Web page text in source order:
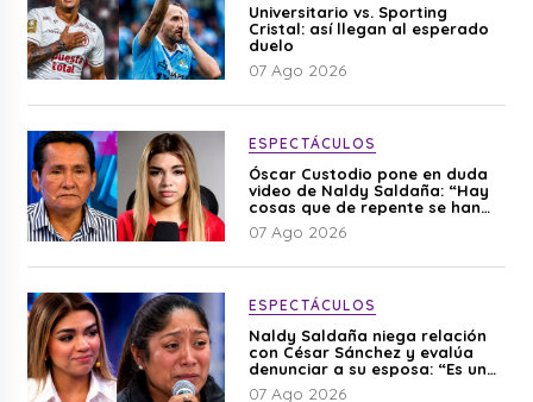
Universitario vs. Sporting
Cristal: así llegan al esperado
duelo
07 Ago 2026
ESPECTÁCULOS
Óscar Custodio pone en duda
video de Naldy Saldaña: “Hay
cosas que de repente se han
editado”
07 Ago 2026
ESPECTÁCULOS
Naldy Saldaña niega relación
con César Sánchez y evalúa
denunciar a su esposa: “Es una
difamación”
07 Ago 2026